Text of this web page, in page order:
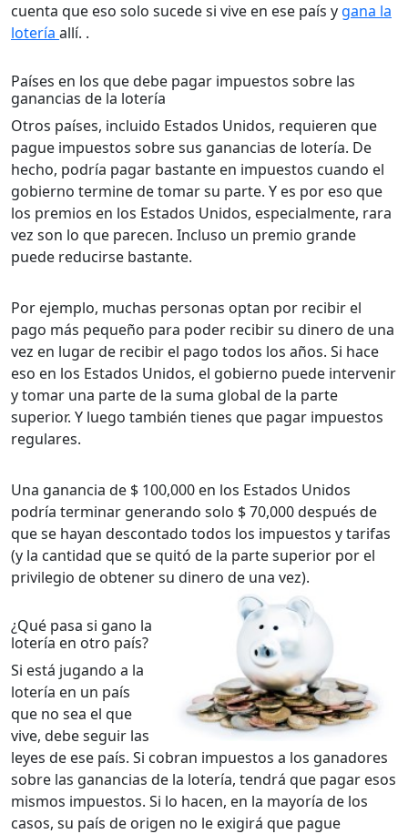
cuenta que eso solo sucede si vive en ese país y gana la
lotería allí. .
Países en los que debe pagar impuestos sobre las
ganancias de la lotería
Otros países, incluido Estados Unidos, requieren que
pague impuestos sobre sus ganancias de lotería. De
hecho, podría pagar bastante en impuestos cuando el
gobierno termine de tomar su parte. Y es por eso que
los premios en los Estados Unidos, especialmente, rara
vez son lo que parecen. Incluso un premio grande
puede reducirse bastante.
Por ejemplo, muchas personas optan por recibir el
pago más pequeño para poder recibir su dinero de una
vez en lugar de recibir el pago todos los años. Si hace
eso en los Estados Unidos, el gobierno puede intervenir
y tomar una parte de la suma global de la parte
superior. Y luego también tienes que pagar impuestos
regulares.
Una ganancia de $ 100,000 en los Estados Unidos
podría terminar generando solo $ 70,000 después de
que se hayan descontado todos los impuestos y tarifas
(y la cantidad que se quitó de la parte superior por el
privilegio de obtener su dinero de una vez).
¿Qué pasa si gano la
lotería en otro país?
Si está jugando a la
lotería en un país
que no sea el que
vive, debe seguir las
leyes de ese país. Si cobran impuestos a los ganadores
sobre las ganancias de la lotería, tendrá que pagar esos
mismos impuestos. Si lo hacen, en la mayoría de los
casos, su país de origen no le exigirá que pague